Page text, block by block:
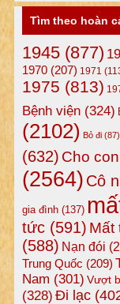
Tìm theo hoàn
1945(877)
1970(207) 1971
1975 (813)
Bệnh viện(324)
(2102) Bỏ đi(87)
(632) Cho con
(2564) Cô
gia đình(137)
tức(591) Mất
(588) Nạn đói
Trung Quốc (209)
Nam (301) Vượt
(328) Đi lạc